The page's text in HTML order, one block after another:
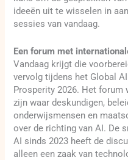
ideeën uit te wisselen in
sessies van vandaag.
Een forum met
Vandaag krijgt die
vervolg tijdens het Global
Prosperity 2026. Het
zijn waar deskundigen,
onderwijsmensen en
over de richting van AI. De
AI sinds 2023 heeft de
alleen een zaak van